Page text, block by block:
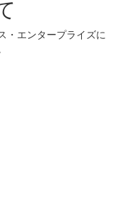
・エンタープライズに